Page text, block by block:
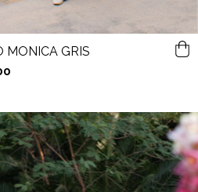
MONICA GRIS